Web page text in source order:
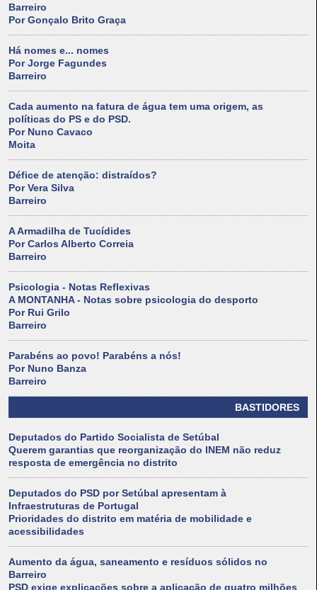
Barreiro
Por Gonçalo Brito Graça
Há nomes e... nomes
Por Jorge Fagundes
Barreiro
Cada aumento na fatura de água tem uma origem, as
políticas do PS e do PSD.
Por Nuno Cavaco
Moita
Défice de atenção: distraídos?
Por Vera Silva
Barreiro
A Armadilha de Tucídides
Por Carlos Alberto Correia
Barreiro
Psicologia - Notas Reflexivas
A MONTANHA - Notas sobre psicologia do desporto
Por Rui Grilo
Barreiro
Parabéns ao povo! Parabéns a nós!
Por Nuno Banza
Barreiro
BASTIDORES
Deputados do Partido Socialista de Setúbal
Querem garantias que reorganização do INEM não reduz
resposta de emergência no distrito
Deputados do PSD por Setúbal apresentam à
Infraestruturas de Portugal
Prioridades do distrito em matéria de mobilidade e
acessibilidades
Aumento da água, saneamento e resíduos sólidos no
Barreiro
PSD exige explicações sobre a aplicação de quatro milhões